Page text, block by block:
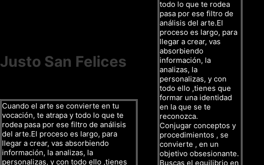
Justo San Felices
Cuando el arte se convierte en tu
vocación, te atrapa y todo lo que te
rodea pasa por ese filtro de análisis
del arte.El proceso es largo, para
llegar a crear, vas absorbiendo
información, la analizas, la
personalizas, y con todo ello ,tienes
todo lo que te rodea
pasa por ese filtro de
análisis del arte.El
proceso es largo, para
llegar a crear, vas
absorbiendo
información, la
analizas, la
personalizas, y con
todo ello ,tienes que
formar una identidad
en la que se te
reconozca.
Conjugar conceptos y
procedimientos , se
convierte , en un
objetivo obsesionante.
Buscas el equilibrio en